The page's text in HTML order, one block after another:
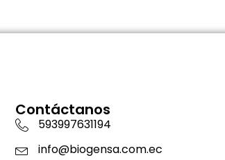
Contáctanos
593997631194
info@biogensa.com.ec